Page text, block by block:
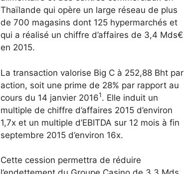
Thaïlande qui opère un large réseau de plus
de 700 magasins dont 125 hypermarchés et
qui a réalisé un chiffre d’affaires de 3,4 Mds€
en 2015.
La transaction valorise Big C à 252,88 Bht par
action, soit une prime de 28% par rapport au
cours du 14 janvier 20161. Elle induit un
multiple de chiffre d’affaires 2015 d’environ
1,7x et un multiple d’EBITDA sur 12 mois à fin
septembre 2015 d’environ 16x.
Cette cession permettra de réduire